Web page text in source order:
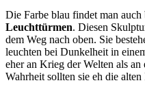
Die Farbe blau findet man auch
Leuchttürmen. Diesen
dem Weg nach oben. Sie
leuchten bei Dunkelheit in
eher an Krieg der Welten als
Wahrheit sollten sie eh die